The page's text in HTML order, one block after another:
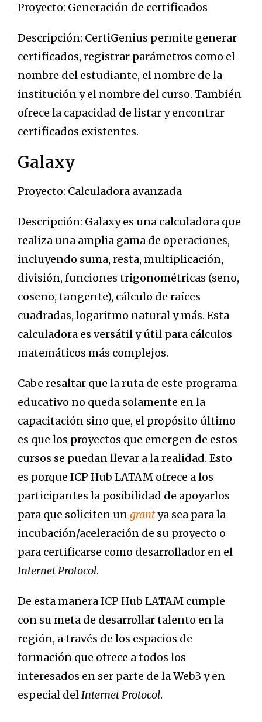
Proyecto: Generación de certificados
Descripción: CertiGenius permite generar
certificados, registrar parámetros como el
nombre del estudiante, el nombre de la
institución y el nombre del curso. También
ofrece la capacidad de listar y encontrar
certificados existentes.
Galaxy
Proyecto: Calculadora avanzada
Descripción: Galaxy es una calculadora que
realiza una amplia gama de operaciones,
incluyendo suma, resta, multiplicación,
división, funciones trigonométricas (seno,
coseno, tangente), cálculo de raíces
cuadradas, logaritmo natural y más. Esta
calculadora es versátil y útil para cálculos
matemáticos más complejos.
Cabe resaltar que la ruta de este programa
educativo no queda solamente en la
capacitación sino que, el propósito último
es que los proyectos que emergen de estos
cursos se puedan llevar a la realidad. Esto
es porque ICP Hub LATAM ofrece a los
participantes la posibilidad de apoyarlos
para que soliciten ungrantya sea para la
incubación/aceleración de su proyecto o
para certificarse como desarrollador en el
Internet Protocol.
De esta manera ICP Hub LATAM cumple
con su meta de desarrollar talento en la
región, a través de los espacios de
formación que ofrece a todos los
interesados en ser parte de la Web3 y en
especial delInternet Protocol.